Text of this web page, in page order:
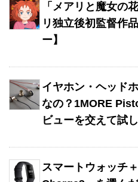
「メアリと魔女の
リ独立後初監督作
ー】
イヤホン・ヘッド
なの？1MORE
ビューを交えて試
スマートウォッチ